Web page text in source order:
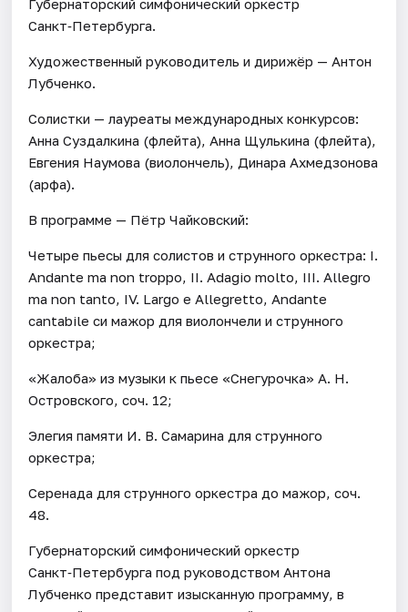
Губернаторский симфонический оркестр
Санкт‑Петербурга.
Художественный руководитель и дирижёр — Антон
Лубченко.
Солистки — лауреаты международных конкурсов:
Анна Суздалкина (флейта), Анна Щулькина (флейта),
Евгения Наумова (виолончель), Динара Ахмедзонова
(арфа).
В программе — Пётр Чайковский:
Четыре пьесы для солистов и струнного оркестра: I.
Andante ma non troppo, II. Adagio molto, III. Allegro
ma non tanto, IV. Largo e Allegretto, Andante
cantabile си мажор для виолончели и струнного
оркестра;
«Жалоба» из музыки к пьесе «Снегурочка» А. Н.
Островского, соч. 12;
Элегия памяти И. В. Самарина для струнного
оркестра;
Серенада для струнного оркестра до мажор, соч.
48.
Губернаторский симфонический оркестр
Санкт‑Петербурга под руководством Антона
Лубченко представит изысканную программу, в